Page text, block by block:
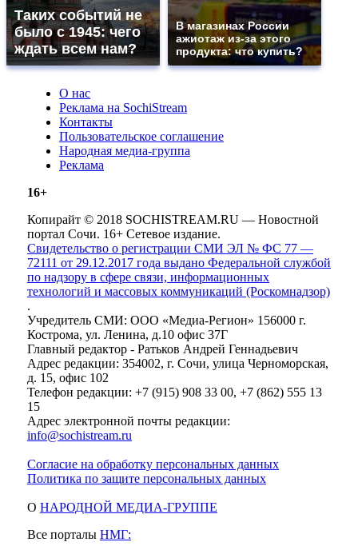
Таких событий не
было с 1945: чего
ждать всем нам?
В магазинах России
ажиотаж из-за этого
продукта: что купить?
О нас
Реклама на SochiStream
Контакты
Пользовательское соглашение
Народная медиа-группа
Реклама
16+
Копирайт © 2018 SOCHISTREAM.RU — Новостной
портал Сочи. 16+ Сетевое издание.
Свидетельство о регистрации СМИ ЭЛ № ФС 77 —
72111 от 29.12.2017 года выдано Федеральной службой
по надзору в сфере связи, информационных
технологий и массовых коммуникаций (Роскомнадзор)
.
Учредитель СМИ: ООО «Медиа-Регион» 156000 г.
Кострома, ул. Ленина, д.10 офис 37Г
Главный редактор - Ратьков Андрей Геннадьевич
Адрес редакции: 354002, г. Сочи, улица Черноморская,
д. 15, офис 102
Телефон редакции: +7 (915) 908 33 00, +7 (862) 555 13
15
Адрес электронной почты редакции:
info@sochistream.ru
Согласие на обработку персональных данных
Политика по защите персональных данных
О НАРОДНОЙ МЕДИА-ГРУППЕ
Все порталы НМГ: